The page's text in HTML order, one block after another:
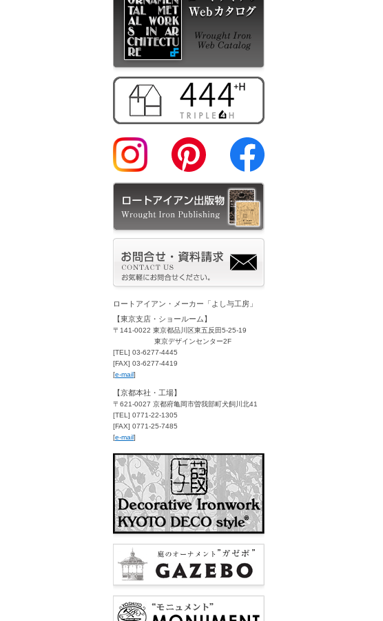
ロートアイアン・メーカー「よし与工房」
【東京支店・ショールーム】
〒141-0022 東京都品川区東五反田5-25-19
東京デザインセンター2F
[TEL] 03-6277-4445
[FAX] 03-6277-4419
[e-mail]
【京都本社・工場】
〒621-0027 京都府亀岡市曽我部町犬飼川北41
[TEL] 0771-22-1305
[FAX] 0771-25-7485
[e-mail]